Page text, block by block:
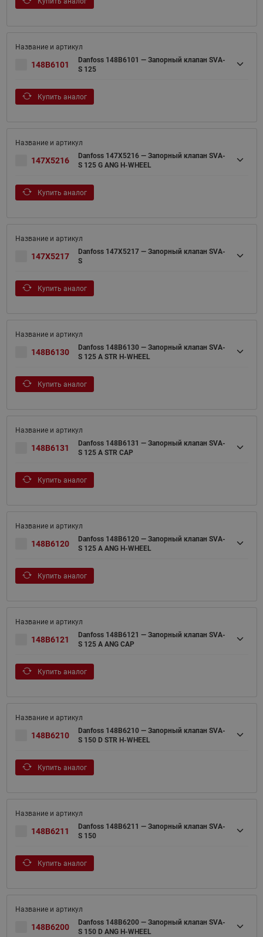
148B6101
Danfoss 148B6101 — Запорный клапан SVA-
S 125
Купить аналог
147X5216
Danfoss 147X5216 — Запорный клапан SVA-
S 125 G ANG H-WHEEL
Купить аналог
147X5217
Danfoss 147X5217 — Запорный клапан SVA-
S
Купить аналог
148B6130
Danfoss 148B6130 — Запорный клапан SVA-
S 125 A STR H-WHEEL
Купить аналог
148B6131
Danfoss 148B6131 — Запорный клапан SVA-
S 125 A STR CAP
Купить аналог
148B6120
Danfoss 148B6120 — Запорный клапан SVA-
S 125 A ANG H-WHEEL
Купить аналог
148B6121
Danfoss 148B6121 — Запорный клапан SVA-
S 125 A ANG CAP
Купить аналог
148B6210
Danfoss 148B6210 — Запорный клапан SVA-
S 150 D STR H-WHEEL
Купить аналог
148B6211
Danfoss 148B6211 — Запорный клапан SVA-
S 150
Купить аналог
148B6200
Danfoss 148B6200 — Запорный клапан SVA-
S 150 D ANG H-WHEEL